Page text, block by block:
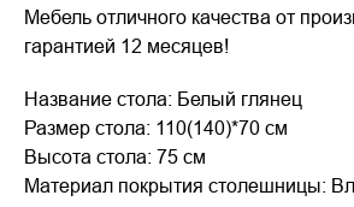
Мебель отличного качества от
гарантией 12 месяцев!
Название стола: Белый глянец
Размер стола: 110(140)*70 см
Высота стола: 75 см
Материал покрытия столешницы: